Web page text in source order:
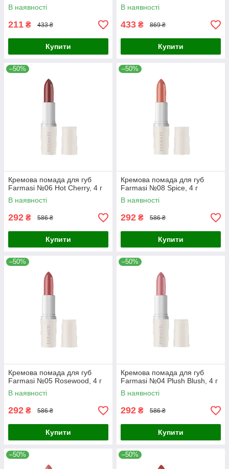
В наявності
211 ₴ 433 ₴
Купити
В наявності
433 ₴ 869 ₴
Купити
–50%
Кремова помада для губ
Farmasi №06 Hot Cherry, 4 г
В наявності
292 ₴ 586 ₴
Купити
–50%
Кремова помада для губ
Farmasi №08 Spice, 4 г
В наявності
292 ₴ 586 ₴
Купити
–50%
Кремова помада для губ
Farmasi №05 Rosewood, 4 г
В наявності
292 ₴ 586 ₴
Купити
–50%
Кремова помада для губ
Farmasi №04 Plush Blush, 4 г
В наявності
292 ₴ 586 ₴
Купити
–50% –50%